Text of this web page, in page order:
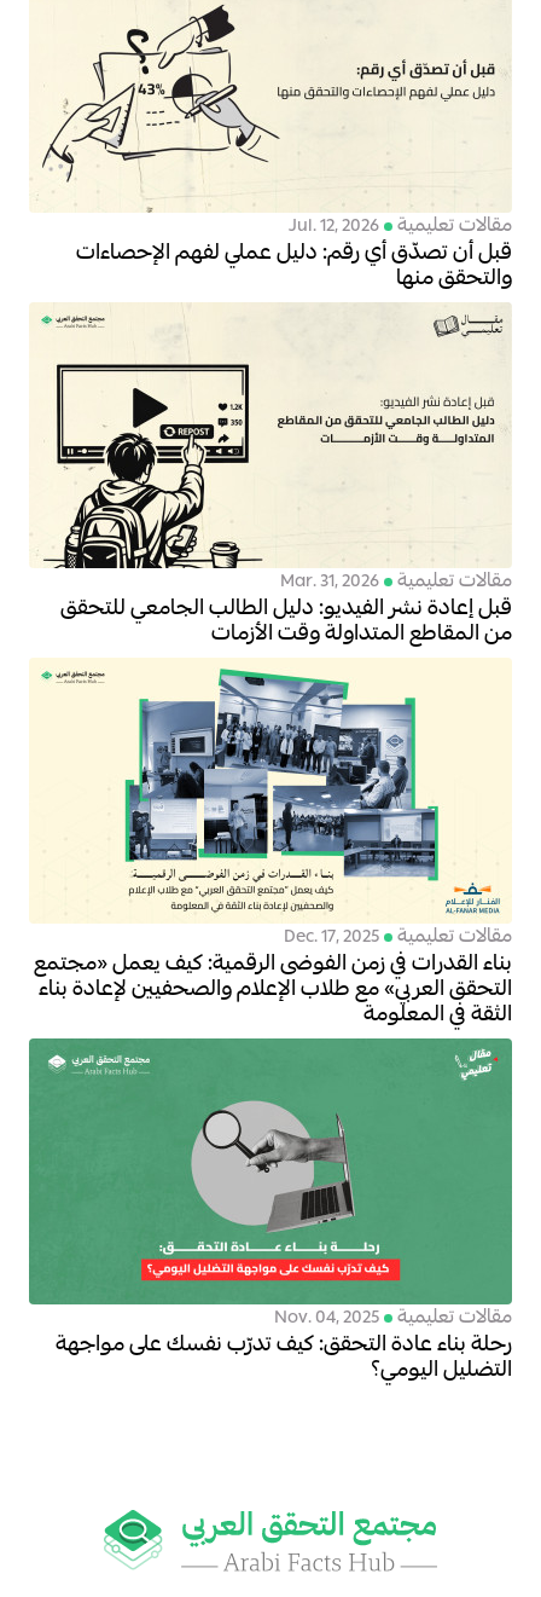
مقالات تعليمية Jul. 12, 2026
قبل أن تصدّق أي رقم: دليل عملي لفهم الإحصاءات
والتحقق منها
مقالات تعليمية Mar. 31, 2026
قبل إعادة نشر الفيديو: دليل الطالب الجامعي للتحقق
من المقاطع المتداولة وقت الأزمات
مقالات تعليمية Dec. 17, 2025
بناء القدرات في زمن الفوضى الرقمية: كيف يعمل «مجتمع
التحقق العربي» مع طلاب الإعلام والصحفيين لإعادة بناء
الثقة في المعلومة
مقالات تعليمية Nov. 04, 2025
رحلة بناء عادة التحقق: كيف تدرّب نفسك على مواجهة
التضليل اليومي؟